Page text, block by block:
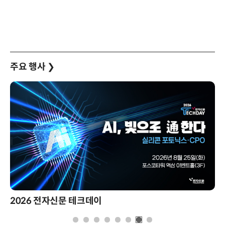
주요 행사 ❯
2026 전자신문 테크데이